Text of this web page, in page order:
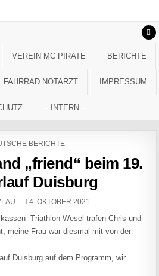
VEREIN MC PIRATE BERICHTE
FAHRRAD NOTARZT IMPRESSUM
– INTERN –
IN BERICHTE
„friend“ beim 19.
Duisburg
PUBLISHED DATE:
4. OKTOBER 2021
Triathlon Wesel trafen Chris und
meine Frau war diesmal mit von der
Duisburg auf dem Programm, wir